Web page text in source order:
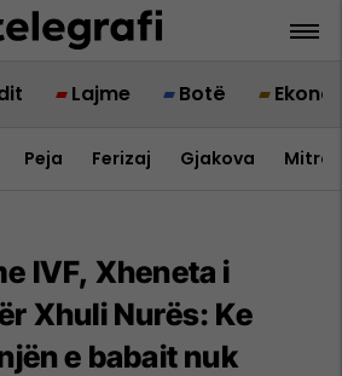
Lajme Botë
Peja Ferizaj Gjakova
IVF, Xheneta i
Xhuli Nurës: Ke
e babait nuk